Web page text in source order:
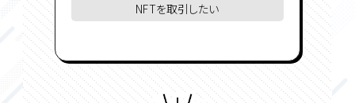
NFTを取引したい